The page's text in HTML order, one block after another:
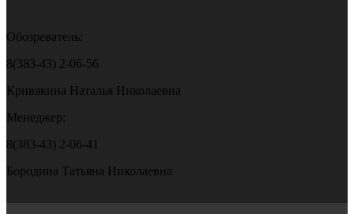
Обозреватель:
8(383-43) 2-06-56
Кривякина Наталья Николаевна
Менеджер:
8(383-43) 2-06-41
Бородина Татьяна Николаевна